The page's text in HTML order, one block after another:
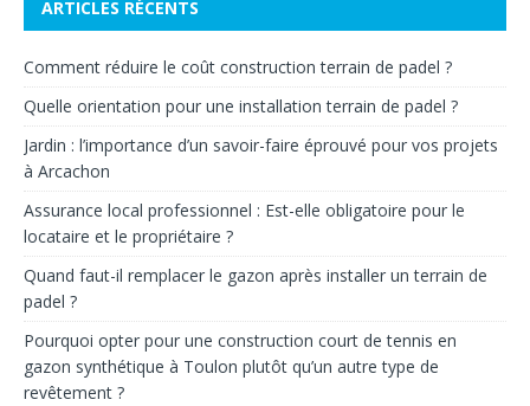
ARTICLES RÉCENTS
Comment réduire le coût construction terrain de padel ?
Quelle orientation pour une installation terrain de padel ?
Jardin : l’importance d’un savoir-faire éprouvé pour vos projets
à Arcachon
Assurance local professionnel : Est-elle obligatoire pour le
locataire et le propriétaire ?
Quand faut-il remplacer le gazon après installer un terrain de
padel ?
Pourquoi opter pour une construction court de tennis en
gazon synthétique à Toulon plutôt qu’un autre type de
revêtement ?